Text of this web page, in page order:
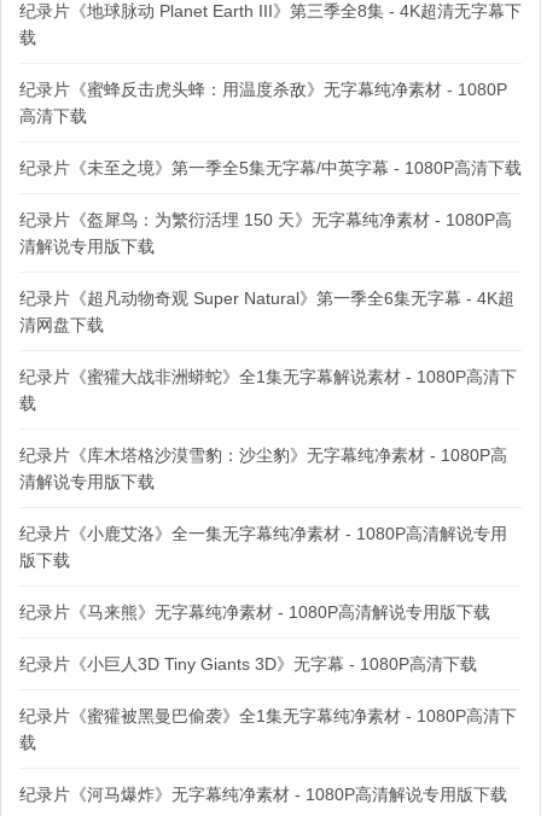
纪录片《地球脉动 Planet Earth III》第三季全8集 - 4K超清无字幕下
载
纪录片《蜜蜂反击虎头蜂：用温度杀敌》无字幕纯净素材 - 1080P
高清下载
纪录片《未至之境》第一季全5集无字幕/中英字幕 - 1080P高清下载
纪录片《盔犀鸟：为繁衍活埋 150 天》无字幕纯净素材 - 1080P高
清解说专用版下载
纪录片《超凡动物奇观 Super Natural》第一季全6集无字幕 - 4K超
清网盘下载
纪录片《蜜獾大战非洲蟒蛇》全1集无字幕解说素材 - 1080P高清下
载
纪录片《库木塔格沙漠雪豹：沙尘豹》无字幕纯净素材 - 1080P高
清解说专用版下载
纪录片《小鹿艾洛》全一集无字幕纯净素材 - 1080P高清解说专用
版下载
纪录片《马来熊》无字幕纯净素材 - 1080P高清解说专用版下载
纪录片《小巨人3D Tiny Giants 3D》无字幕 - 1080P高清下载
纪录片《蜜獾被黑曼巴偷袭》全1集无字幕纯净素材 - 1080P高清下
载
纪录片《河马爆炸》无字幕纯净素材 - 1080P高清解说专用版下载